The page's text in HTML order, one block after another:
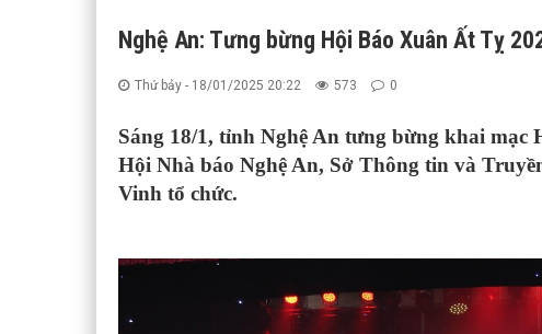
Nghệ An: Tưng bừng Hội Báo Xuân Ất Tỵ
Thứ bảy - 18/01/2025 20:22 573 0
Sáng 18/1, tỉnh Nghệ An tưng bừng khai
Hội Nhà báo Nghệ An, Sở Thông tin và
Vinh tổ chức.